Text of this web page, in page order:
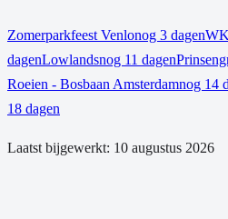
Zomerparkfeest Venlonog 3 dagen
dagenLowlandsnog 11 dagen
Roeien - Bosbaan Amsterdamnog 14
18 dagen
Laatst bijgewerkt: 10 augustus 2026